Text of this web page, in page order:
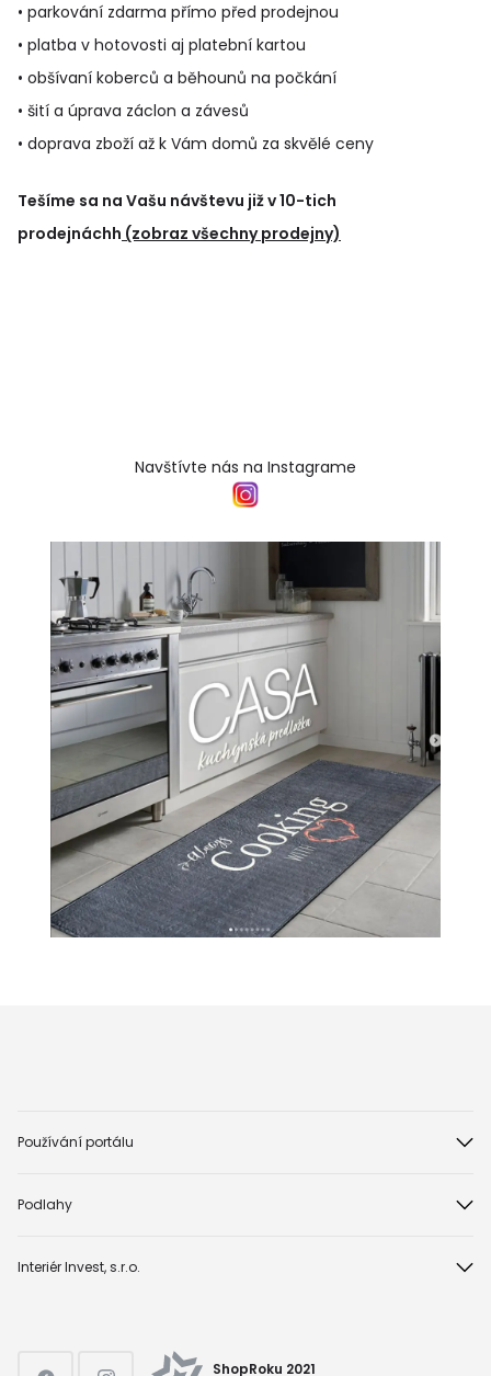
• parkování zdarma přímo před prodejnou
• platba v hotovosti aj platební kartou
• obšívaní koberců a běhounů na počkání
• šití a úprava záclon a závesů
• doprava zboží až k Vám domů za skvělé ceny
Tešíme sa na Vašu návštevu již v 10-tich
prodejnáchh (zobraz všechny prodejny)
Navštívte nás na Instagrame
Používání portálu
Podlahy
Interiér Invest, s.r.o.
ShopRoku 2021